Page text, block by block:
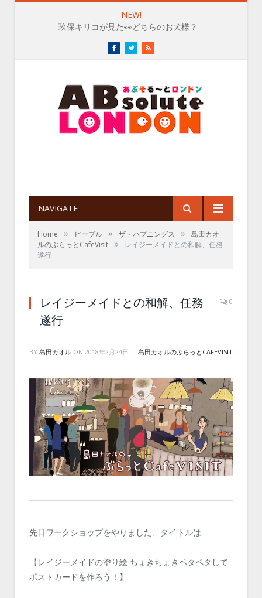
NEW!
玖保キリコが見た👀どちらのお犬様？
FacebookTwitterRSS
NAVIGATE
Home » ピープル » ザ・ハプニングス »
島田カオ
ルのぶらっとCafeVisit »
レイジーメイドとの和解、任務
遂行
レイジーメイドとの和解、任務
遂行
0
BY 島田カオル ON 2018年2月24日 島田カオルのぶらっとCAFEVISIT
先日ワークショップをやりました、タイトルは
【レイジーメイドの塗り絵 ちょきちょきペタペタして
ポストカードを作ろう！】